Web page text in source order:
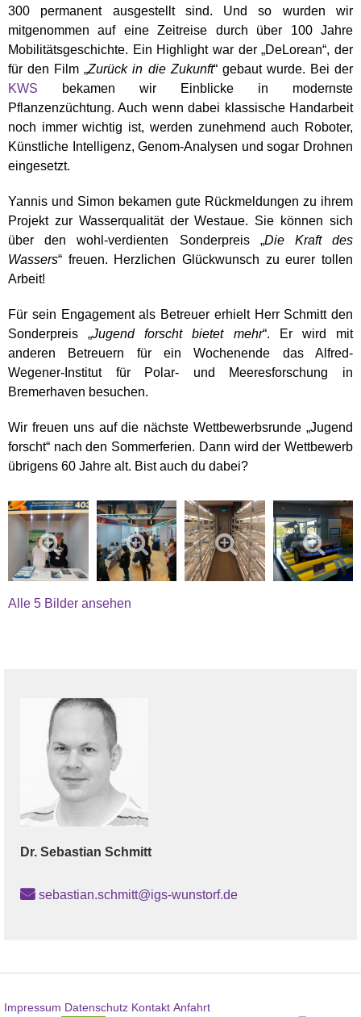
300 permanent ausgestellt sind. Und so wurden wir
mitgenommen auf eine Zeitreise durch über 100 Jahre
Mobilitätsgeschichte. Ein Highlight war der „DeLorean“, der
für den Film „Zurück in die Zukunft“ gebaut wurde. Bei der
KWS bekamen wir Einblicke in modernste
Pflanzenzüchtung. Auch wenn dabei klassische Handarbeit
noch immer wichtig ist, werden zunehmend auch Roboter,
Künstliche Intelligenz, Genom-Analysen und sogar Drohnen
eingesetzt.
Yannis und Simon bekamen gute Rückmeldungen zu ihrem
Projekt zur Wasserqualität der Westaue. Sie können sich
über den wohl-verdienten Sonderpreis „Die Kraft des
Wassers“ freuen. Herzlichen Glückwunsch zu eurer tollen
Arbeit!
Für sein Engagement als Betreuer erhielt Herr Schmitt den
Sonderpreis „Jugend forscht bietet mehr“. Er wird mit
anderen Betreuern für ein Wochenende das Alfred-
Wegener-Institut für Polar- und Meeresforschung in
Bremerhaven besuchen.
Wir freuen uns auf die nächste Wettbewerbsrunde „Jugend
forscht“ nach den Sommerferien. Dann wird der Wettbewerb
übrigens 60 Jahre alt. Bist auch du dabei?
Alle 5 Bilder ansehen
Dr. Sebastian Schmitt
sebastian.schmitt@igs-wunstorf.de
Impressum Datenschutz Kontakt Anfahrt